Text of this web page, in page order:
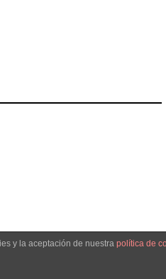
y la aceptación de nuestra política de